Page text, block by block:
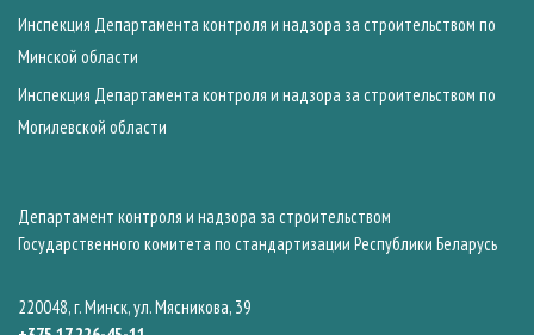
Инспекция Департамента контроля и надзора за строительством по
Минской области
Инспекция Департамента контроля и надзора за строительством по
Могилевской области
Департамент контроля и надзора за строительством
Государственного комитета по стандартизации Республики Беларусь
220048, г. Минск, ул. Мясникова, 39